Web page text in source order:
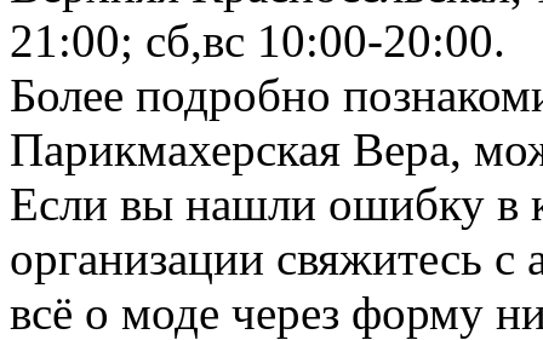
21:00; сб,вс 10:00-20:00.
Более подробно
Парикмахерская Вера,
Если вы нашли ошибку в
организации свяжитесь
всё о моде через форму